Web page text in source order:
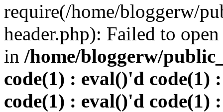
require(/home/bloggerw/
header.php): Failed to
in /home/bloggerw/
code(1) : eval()'d code(1)
code(1) : eval()'d code(1)